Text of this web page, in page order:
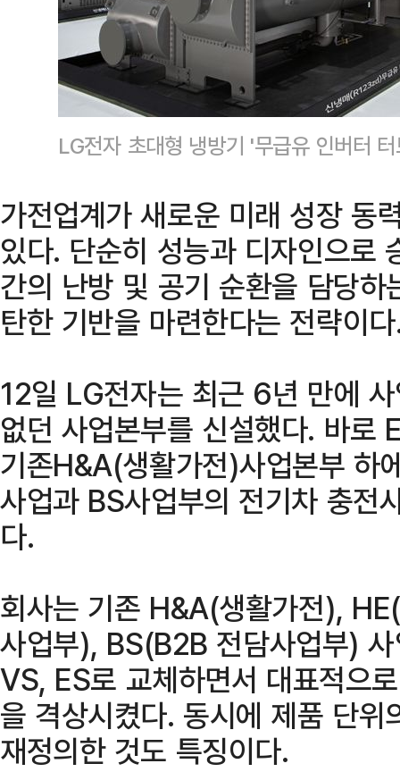
LG전자 초대형 냉방기 '무급유 인버터
가전업계가 새로운 미래 성장 동
있다. 단순히 성능과 디자인으로
간의 난방 및 공기 순환을 담당
탄한 기반을 마련한다는 전략이
12일 LG전자는 최근 6년 만에
없던 사업본부를 신설했다. 바로
기존H&A(생활가전)사업본부
사업과 BS사업부의 전기차 충전
다.
회사는 기존 H&A(생활가전),
사업부), BS(B2B 전담사업부)
VS, ES로 교체하면서 대표적으
을 격상시켰다. 동시에 제품 단
재정의한 것도 특징이다.